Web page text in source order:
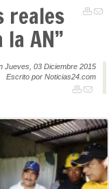
reales
AN”
Jueves, 03 Diciembre 2015
Escrito por Noticias24.com